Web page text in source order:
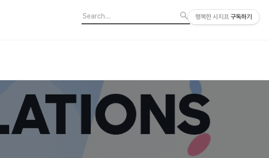
행복한 시지프 구독하기